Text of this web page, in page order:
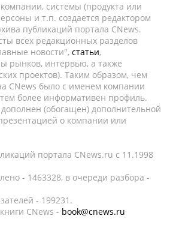
системы (продукта или
и т.п. создается редактором
публикаций портала CNews.
всех редакционных разделов
новости", статьи,
рынков, интервью, а также
проектов). Таким образом, чем
CNews было с именем компании
тем более информативен профиль.
(обогащен) дополнительной
о компании или
портала CNews.ru c 11.1998
- 1463328, в очереди разбора -
- 199231.
CNews - book@cnews.ru